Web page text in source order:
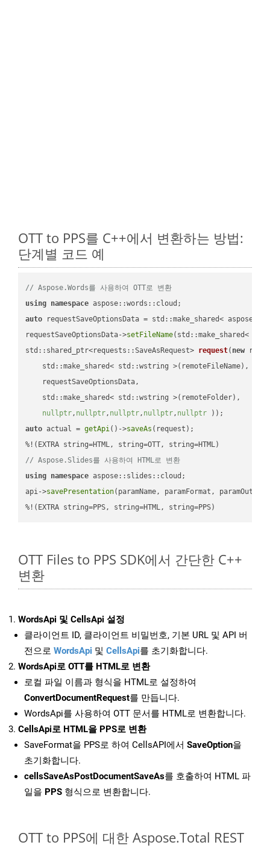
OTT to PPS를 C++에서 변환하는 방법:
단계별 코드 예
// Aspose.Words를 사용하여 OTT로 변환
using namespace
auto requestSaveOptionsData = std::make_shared<
requestSaveOptionsData->setFileName(std::make_shared<
std::shared_ptr<requests::SaveAsRequest> request( new
    std::make_shared< std::wstring >(remoteFileName),
    requestSaveOptionsData,
    std::make_shared< std::wstring >(remoteFolder),
nullptr, nullptr, nullptr, nullptr, nullptr ))
auto actual = getApi()->saveAs (request);
// Aspose.Slides를 사용하여 HTML로 변환
using namespace aspose::slides::cloud;
api->savePresentation(paramName, paramFormat,
%!(EXTRA string=PPS, string=HTML, string=PPS)
OTT Files to PPS SDK에서 간단한 C++
변환
WordsApi 및 CellsApi 설정
클라이언트 ID, 클라이언트 비밀번호, 기본 URL 및 API 버
전으로 WordsApi 및 CellsApi를 초기화합니다.
WordsApi로 OTT를 HTML로 변환
로컬 파일 이름과 형식을 HTML로 설정하여
ConvertDocumentRequest를 만듭니다.
WordsApi를 사용하여 OTT 문서를 HTML로 변환합니다.
CellsApi로 HTML을 PPS로 변환
SaveFormat을 PPS로 하여 CellsAPI에서 SaveOption을
초기화합니다.
cellsSaveAsPostDocumentSaveAs를 호출하여 HTML 파
일을 PPS 형식으로 변환합니다.
OTT to PPS에 대한 Aspose.Total REST